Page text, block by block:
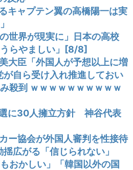
キャプテン翼の高橋陽一は実
世界が現実に」日本の高校
らやましい」[8/8]
大臣「外国人が予想以上に増
自ら受け入れ推進しておい
殺到 ｗｗｗｗｗｗｗｗｗｗ
に30人擁立方針 神谷代表
ー協会が外国人審判を性接待
広がる「信じられない」
おかしい」「韓国以外の国